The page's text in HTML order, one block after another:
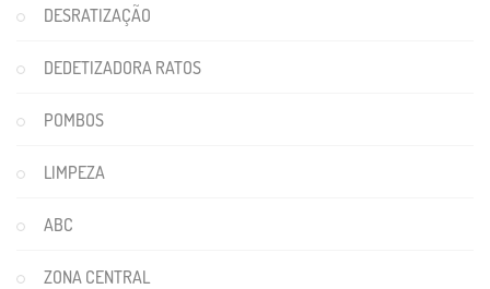
DESRATIZAÇÃO
DEDETIZADORA RATOS
POMBOS
LIMPEZA
ABC
ZONA CENTRAL